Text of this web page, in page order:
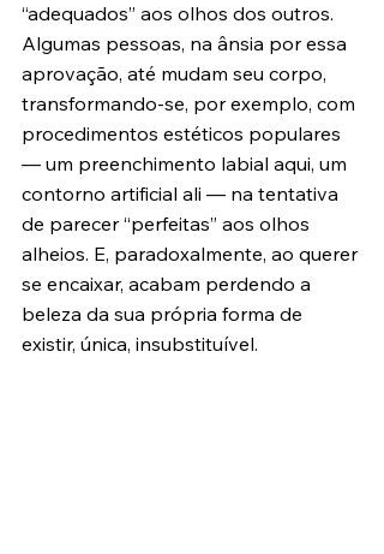
“adequados” aos olhos dos outros.
Algumas pessoas, na ânsia por essa
aprovação, até mudam seu corpo,
transformando-se, por exemplo, com
procedimentos estéticos populares
— um preenchimento labial aqui, um
contorno artificial ali — na tentativa
de parecer “perfeitas” aos olhos
alheios. E, paradoxalmente, ao querer
se encaixar, acabam perdendo a
beleza da sua própria forma de
existir, única, insubstituível.